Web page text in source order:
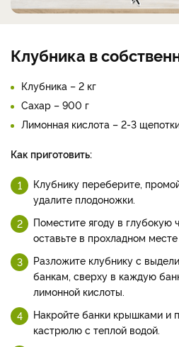
Клубника в
Клубника – 2 кг
Сахар – 900 г
Лимонная кислота – 2-3
Как приготовить:
Клубнику переберите,
удалите плодоножки.
Поместите ягоду в глубокую
оставьте в прохладном
Разложите клубнику с
банкам, сверху в каждую
лимонной кислоты.
Накройте банки крышками и
кастрюлю с теплой водой.